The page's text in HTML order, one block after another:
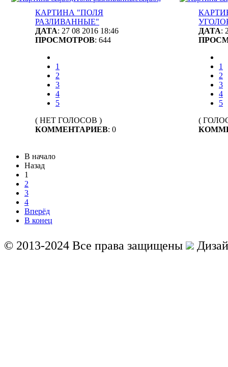
КАРТИНА "ПОЛЯ
РАЗЛИВАННЫЕ"
ДАТА: 27 08 2016 18:46
ПРОСМОТРОВ: 644
1
2
3
4
5
( НЕТ ГОЛОСОВ )
КОММЕНТАРИЕВ: 0
ДАТА:
1
2
3
4
5
(
В начало
Назад
1
2
3
4
Вперёд
В конец
© 2013-2024 Все права защищены